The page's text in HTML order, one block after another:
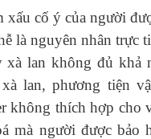
xấu cố ý của người
là nguyên nhân trực
xà lan không đủ khả
lan, phương tiện
không thích hợp cho
mà người được bảo